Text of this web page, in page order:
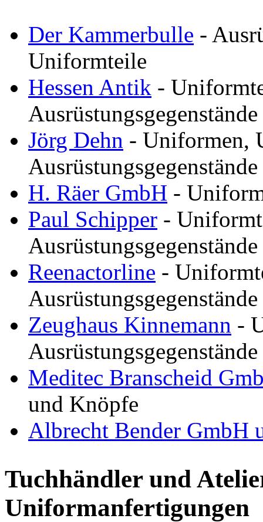
Der Kammerbulle -
Uniformteile
Hessen Antik -
Ausrüstungsgegenstände
Jörg Dehn - Uniformen,
Ausrüstungsgegenstände
H. Räer GmbH -
Paul Schipper -
Ausrüstungsgegenstände
Reenactorline -
Ausrüstungsgegenstände
Zeughaus Kinnemann -
Ausrüstungsgegenstände
Meditec Branscheid
und Knöpfe
Albrecht Bender GmbH
Tuchhändler und
Uniformanfertigungen